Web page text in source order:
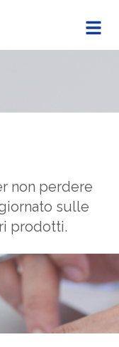
non perdere
sulle
prodotti.